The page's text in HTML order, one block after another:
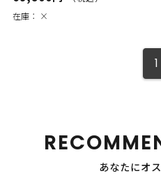
在庫： ×
1
あなたにオ